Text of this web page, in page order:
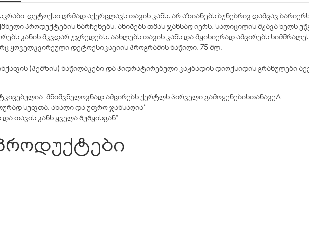
დეტოქსი ღრმად აქერცლავს თავის კანს, არ აზიანებს ბუნებრივ დამცავ
პროდუქტების ნარჩენებს, ანიჭებს თმას ჯანსაღ იერს. სალიცილის მჟავა ხელს
კანის მკვდარ უჯრედებს, აახლებს თავის კანს და მყისიერად ამცირებს
ყოველკვირეული დეტოქსიკაციის პროგრამის ნაწილი. 75 მლ.
(პემზის) ნაწილაკები და ჰიდრატირებული კაჟბადის დიოქსიდის გრანულები
მნიშვნელოვნად ამცირებს ქერტლს პირველი გამოყენებისთანავე∆
სუფთა, ახალი და უფრო ჯანსაღია*
თავის კანს ყველა ჭუჭყისგან*